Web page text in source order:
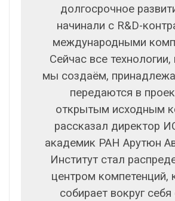
долгосрочное
начинали с R&D-
международными
Сейчас все
мы создаём,
передаются в
открытым исходным
рассказал директор
академик РАН Арутюн
Институт стал
центром компетенций,
собирает вокруг